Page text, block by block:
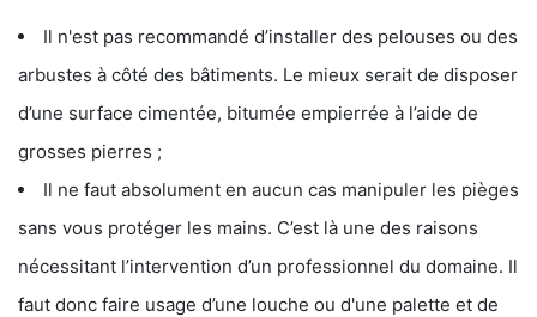
Il n'est pas recommandé d’installer des pelouses ou des
arbustes à côté des bâtiments. Le mieux serait de disposer
d’une surface cimentée, bitumée empierrée à l’aide de
grosses pierres ;
Il ne faut absolument en aucun cas manipuler les pièges
sans vous protéger les mains. C’est là une des raisons
nécessitant l’intervention d’un professionnel du domaine. Il
faut donc faire usage d’une louche ou d'une palette et de